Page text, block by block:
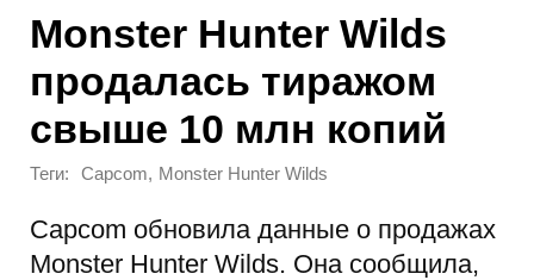
Monster Hunter Wilds
продалась тиражом
свыше 10 млн копий
Теги: Capcom, Monster Hunter Wilds
Capcom обновила данные о продажах
Monster Hunter Wilds. Она сообщила,